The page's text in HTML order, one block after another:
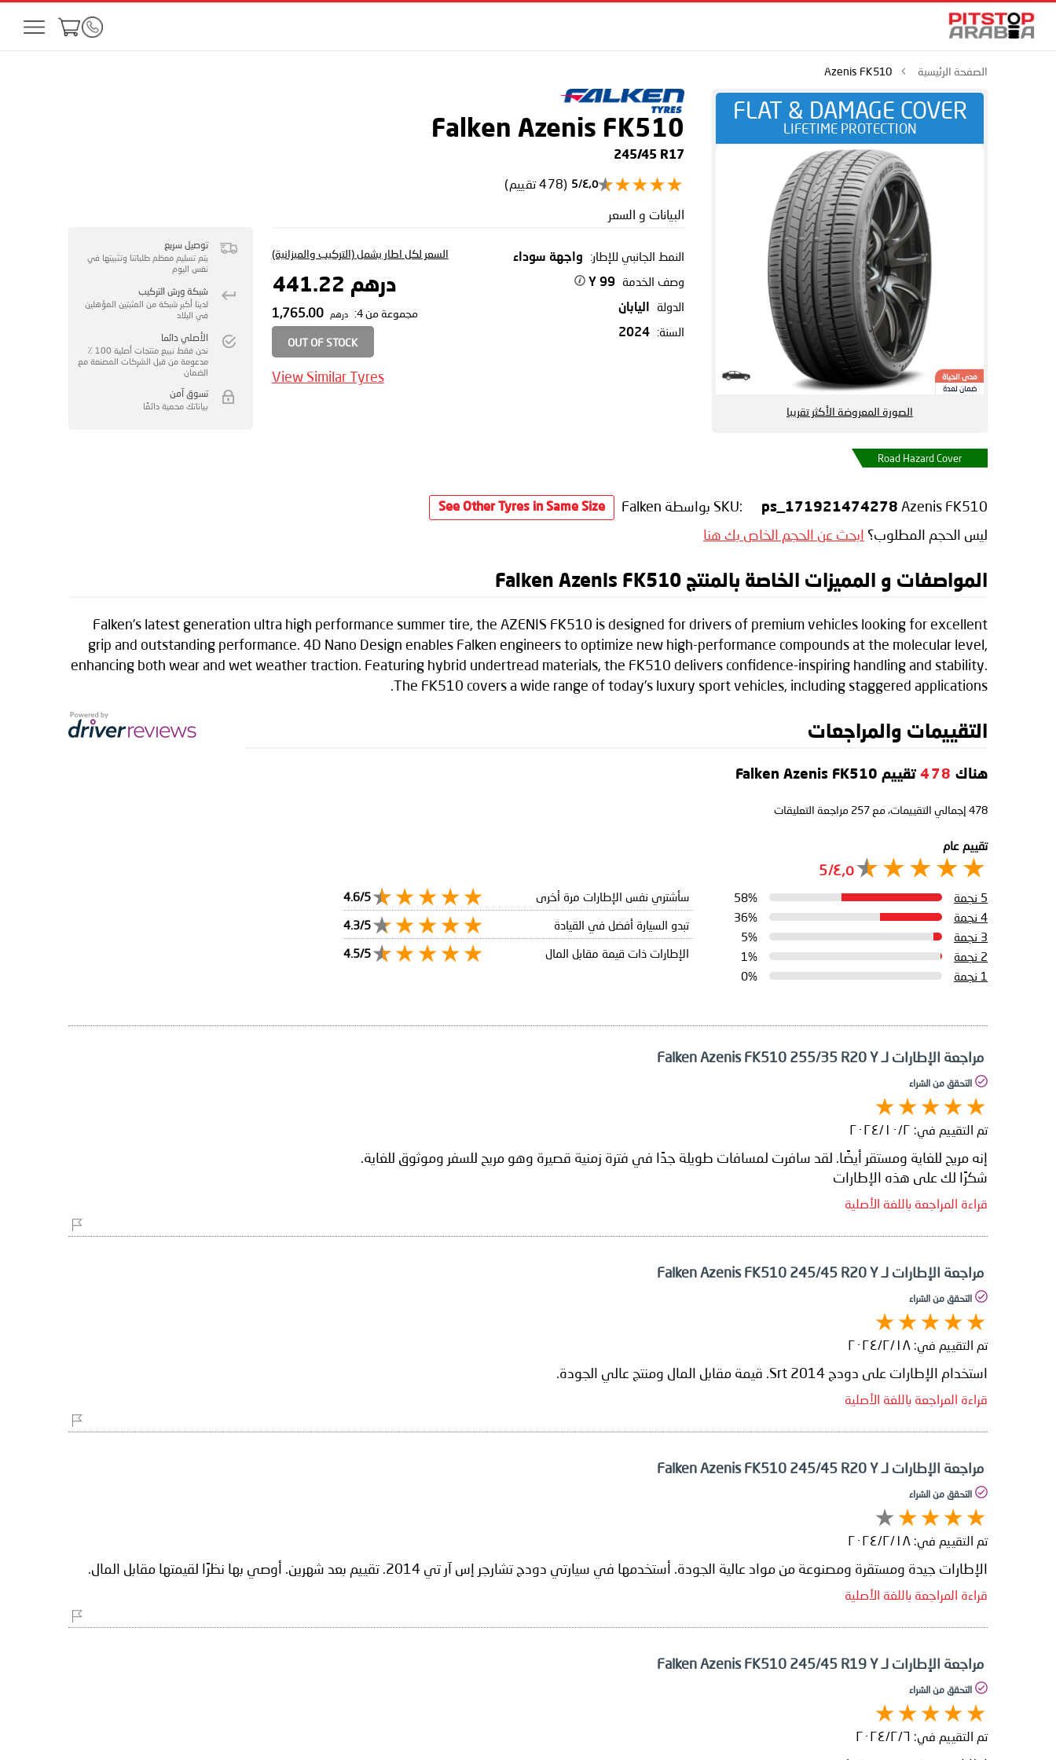
الصفحة الرئيسية Azenis FK510
Falken Azenis FK510
245/45 R17
٤٫٥/5 (478 تقييم)
FLAT & DAMAGE COVER
LIFETIME PROTECTION
مدى الحياة
ضمان لمدة
الصورة المعروضة الأكثر تقريبا
Road Hazard Cover
البيانات و السعر
النمط الجانبي للإطار: واجهة سوداء
وصف الخدمة 99 Y
الدولة اليابان
السنة: 2024
السعر لكل اطار يشمل (التركيب والميزانية)
درهم 441.22
مجموعة من 4: درهم 1,765.00
OUT OF STOCK
View Similar Tyres
توصيل سريع
يتم تسليم معظم طلباتنا وتثبيتها في
نفس اليوم
شبكة ورش التركيب
لدينا أكبر شبكة من المثبتين المؤهلين
في البلاد
الأصلي دائما
نحن فقط نبيع منتجات أصلية 100 ٪
مدعومة من قبل الشركات المصنعة مع
الضمان
تسوق آمن
بياناتك محمية دائمًا
SKU: ps_171921474278 Azenis FK510 بواسطة Falken See Other Tyres in Same Size
ليس الحجم المطلوب؟ ابحث عن الحجم الخاص بك هنا
المواصفات و المميزات الخاصة بالمنتج Falken Azenis FK510
Falken’s latest generation ultra high performance summer tire, the AZENIS FK510 is designed for drivers of premium vehicles looking for excellent
grip and outstanding performance. 4D Nano Design enables Falken engineers to optimize new high-performance compounds at the molecular level,
enhancing both wear and wet weather traction. Featuring hybrid undertread materials, the FK510 delivers confidence-inspiring handling and stability.
The FK510 covers a wide range of today’s luxury sport vehicles, including staggered applications.
التقييمات والمراجعات
هناك 478تقييم Falken Azenis FK510
478 إجمالي التقييمات، مع 257 مراجعة التعليقات
تقييم عام
٤٫٥/5
5 نجمة
58%
4 نجمة
36%
3 نجمة
5%
2 نجمة
1%
1 نجمة
0%
سأشتري نفس الإطارات مرة أخرى
4.6/5
تبدو السيارة أفضل في القيادة
4.3/5
الإطارات ذات قيمة مقابل المال
4.5/5
مراجعة الإطارات لـ Falken Azenis FK510 255/35 R20 Y
التحقق من الشراء
تم التقييم في: ٢‏/١٠‏/٢٠٢٤
شكرًا لك على هذه الإطارات
قراءة المراجعة باللغة الأصلية
مراجعة الإطارات لـ Falken Azenis FK510 245/45 R20 Y
التحقق من الشراء
تم التقييم في: ١٨‏/٢‏/٢٠٢٤
استخدام الإطارات على دودج Srt 2014. قيمة مقابل المال ومنتج عالي الجودة.
قراءة المراجعة باللغة الأصلية
مراجعة الإطارات لـ Falken Azenis FK510 245/45 R20 Y
التحقق من الشراء
تم التقييم في: ١٨‏/٢‏/٢٠٢٤
الإطارات جيدة ومستقرة ومصنوعة من مواد عالية الجودة. أستخدمها في سيارتي دودج تشارجر إس آر تي 2014. تقييم بعد شهرين. أوصي بها نظرًا لقيمتها مقابل المال.
قراءة المراجعة باللغة الأصلية
مراجعة الإطارات لـ Falken Azenis FK510 245/45 R19 Y
التحقق من الشراء
تم التقييم في: ٦‏/٢‏/٢٠٢٤